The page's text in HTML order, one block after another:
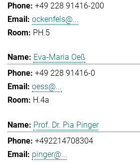
+49 228 91416-200
ockenfels@...
PH.5
Eva-Maria Oeß
+49 228 91416-0
oess@...
H.4a
Prof. Dr. Pia Pinger
+492214708304
pinger@...